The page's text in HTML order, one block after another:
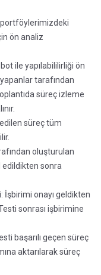
portföylerimizdeki
ön analiz
yapılabililirliği ön
tarafından
süreç izleme
süreç tüm
iletilir.
oluşturulan
edildikten sonra
onayı geldikten
sonrası işbirimine
( KKT) sunulur.
geçen süreç
aktarılarak süreç